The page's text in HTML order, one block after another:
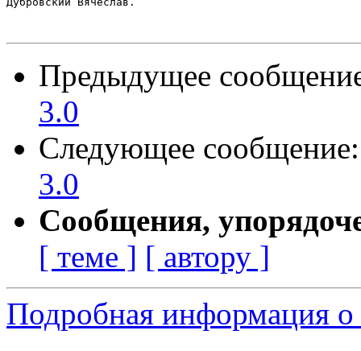
Предыдущее
3.0
Следующее
3.0
Сообщения,
[ теме ] [ автору ]
Подробная информация о